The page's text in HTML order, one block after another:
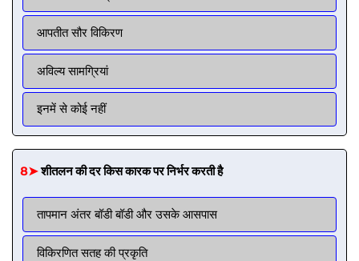
आपतीत सौर विकिरण
अविल्य सामग्रियां
इनमें से कोई नहीं
8➤शीतलन की दर किस कारक पर निर्भर करती है
तापमान अंतर बॉडी बॉडी और उसके आसपास
विकिरणित सतह की प्रकृति